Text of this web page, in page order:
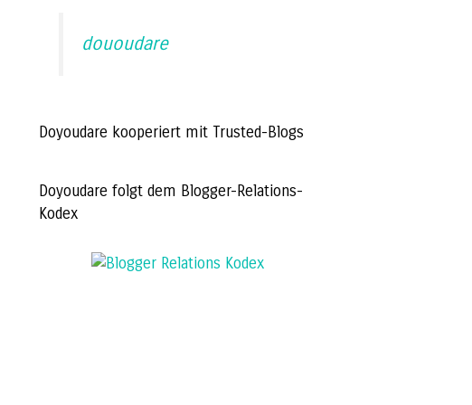
dououdare
Doyoudare kooperiert mit Trusted-Blogs
Doyoudare folgt dem Blogger-Relations-
Kodex